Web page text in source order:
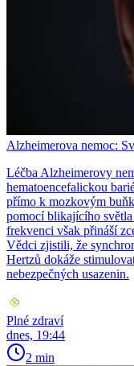
Alzheimerova nemoc:
Léčba Alzheimerovy
hematoencefalickou
přímo k mozkovým
pomocí blikajícího
frekvenci však přináší
Vědci zjistili, že
Hertzů dokáže
nebezpečných usazenin.
Plné zdraví
dnes, 19:44
2 min